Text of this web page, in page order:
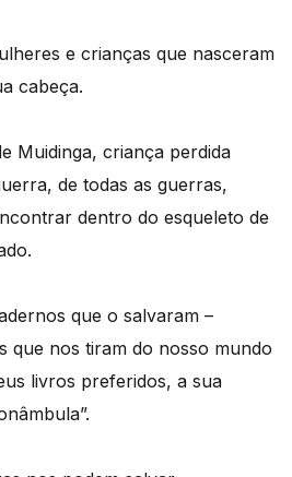
e crianças que nasceram
cabeça.
Muidinga, criança perdida
de todas as guerras,
dentro do esqueleto de
que o salvaram –
que nos tiram do nosso mundo
livros preferidos, a sua